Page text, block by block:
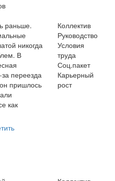
раньше.
никогда
В
переезда
пришлось
как
Коллектив
Руководство
Условия
труда
Соц.пакет
Карьерный
рост